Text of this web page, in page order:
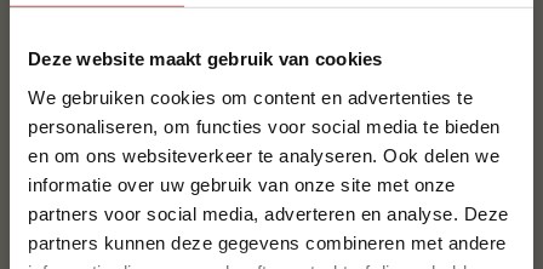
Deze website maakt gebruik van cookies
We gebruiken cookies om content en advertenties te
personaliseren, om functies voor social media te bieden
en om ons websiteverkeer te analyseren. Ook delen we
informatie over uw gebruik van onze site met onze
partners voor social media, adverteren en analyse. Deze
partners kunnen deze gegevens combineren met andere
Onderhoud
Om de levensduur en top prestaties van het Paudin
Tokyo TI1 te garanderen, raden we handafwas en direct
drogen aan. Bewaar het mes in een messenblok, op
een magnetische strip of terug in de geschenkdoos.
10% korting op je
eerste bestelling*
Schrijf je in voor onze nieuwsbrief en ontvang direct
10% korting op jouw eerste bestelling.